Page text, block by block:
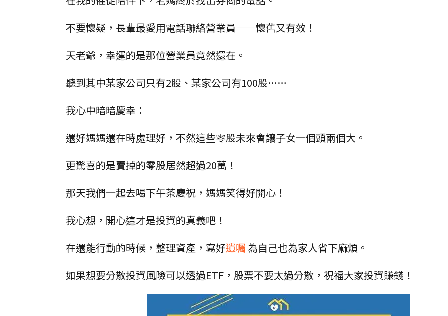
不要懷疑，長輩最愛用電話聯絡營業員——懷舊又有效！
天老爺，幸運的是那位營業員竟然還在。
聽到其中某家公司只有2股、某家公司有100股……
我心中暗暗慶幸：
還好媽媽還在時處理好，不然這些零股未來會讓子女一個頭兩個大。
更驚喜的是賣掉的零股居然超過20萬！
那天我們一起去喝下午茶慶祝，媽媽笑得好開心！
我心想，開心這才是投資的真義吧！
在還能行動的時候，整理資產，寫好遺囑 為自己也為家人省下麻煩。
如果想要分散投資風險可以透過ETF，股票不要太過分散，祝福大家投資賺錢！